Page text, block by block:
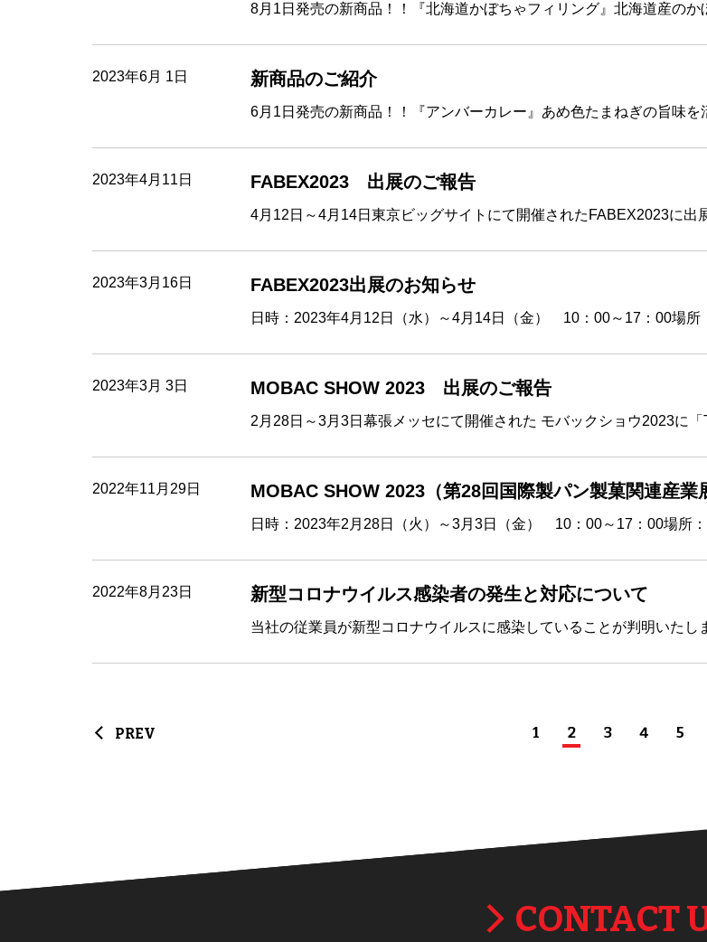
8月1日発売の新商品！！『北海道かぼちゃフィリング』北海道産のか
2023年6月 1日 新商品のご紹介
6月1日発売の新商品！！『アンバーカレー』あめ色たまねぎの旨味を
2023年4月11日 FABEX2023 出展のご報告
4月12日～4月14日東京ビッグサイトにて開催されたFABEX2023に出
2023年3月16日 FABEX2023出展のお知らせ
日時：2023年4月12日（水）～4月14日（金） 10：00～17：00場所
2023年3月 3日 MOBAC SHOW 2023 出展のご報告
2月28日～3月3日幕張メッセにて開催された モバックショウ2023に「
2022年11月29日 MOBAC SHOW 2023（第28回国際製パン製菓関連産業
日時：2023年2月28日（火）～3月3日（金） 10：00～17：00場所
2022年8月23日 新型コロナウイルス感染者の発生と対応について
当社の従業員が新型コロナウイルスに感染していることが判明いたし
PREV 1 2 3 4 5
CONTACT